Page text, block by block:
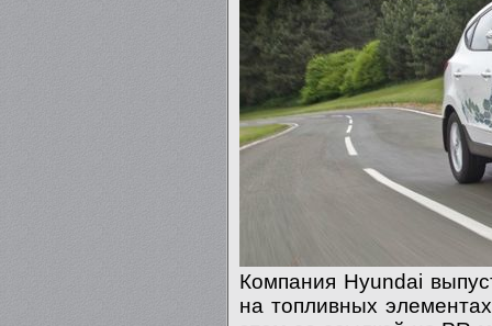
Компания Hyundai
на топливных